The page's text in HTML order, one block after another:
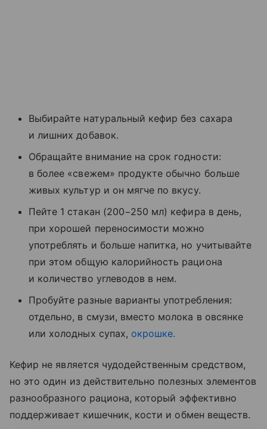
Выбирайте натуральный кефир без сахара
и лишних добавок.
Обращайте внимание на срок годности:
в более «свежем» продукте обычно больше
живых культур и он мягче по вкусу.
Пейте 1 стакан (200−250 мл) кефира в день,
при хорошей переносимости можно
употреблять и больше напитка, но учитывайте
при этом общую калорийность рациона
и количество углеводов в нем.
Пробуйте разные варианты употребления:
отдельно, в смузи, вместо молока в овсянке
или холодных супах, окрошке.
Кефир не является чудодейственным средством,
но это один из действительно полезных элементов
разнообразного рациона, который эффективно
поддерживает кишечник, кости и обмен веществ.